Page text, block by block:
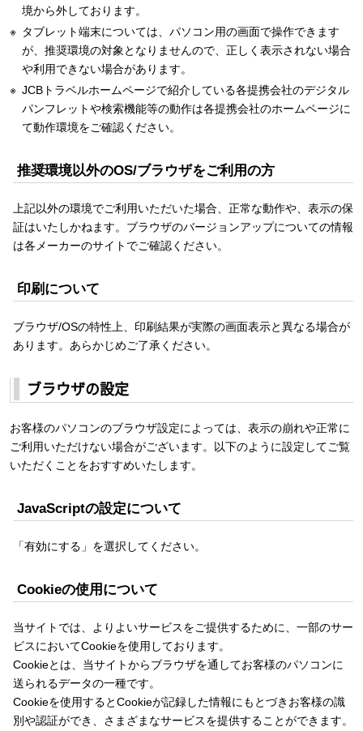
境から外しております。
タブレット端末については、パソコン用の画面で操作できます
が、推奨環境の対象となりませんので、正しく表示されない場合
や利用できない場合があります。
JCBトラベルホームページで紹介している各提携会社のデジタル
パンフレットや検索機能等の動作は各提携会社のホームページに
て動作環境をご確認ください。
推奨環境以外のOS/ブラウザをご利用の方
上記以外の環境でご利用いただいた場合、正常な動作や、表示の保
証はいたしかねます。ブラウザのバージョンアップについての情報
は各メーカーのサイトでご確認ください。
印刷について
ブラウザ/OSの特性上、印刷結果が実際の画面表示と異なる場合が
あります。あらかじめご了承ください。
ブラウザの設定
お客様のパソコンのブラウザ設定によっては、表示の崩れや正常に
ご利用いただけない場合がございます。以下のように設定してご覧
いただくことをおすすめいたします。
JavaScriptの設定について
「有効にする」を選択してください。
Cookieの使用について
当サイトでは、よりよいサービスをご提供するために、一部のサー
ビスにおいてCookieを使用しております。
Cookieとは、当サイトからブラウザを通してお客様のパソコンに
送られるデータの一種です。
Cookieを使用するとCookieが記録した情報にもとづきお客様の識
別や認証ができ、さまざまなサービスを提供することができます。